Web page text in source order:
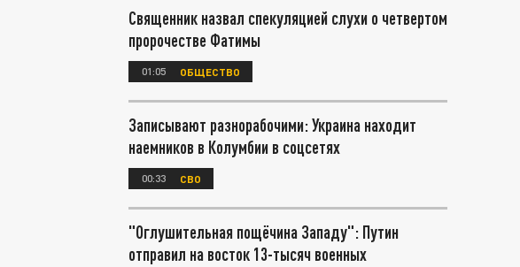
Священник назвал спекуляцией слухи о четвертом
пророчестве Фатимы
01:05 ОБЩЕСТВО
Записывают разнорабочими: Украина находит
наемников в Колумбии в соцсетях
00:33 СВО
"Оглушительная пощёчина Западу": Путин
отправил на восток 13-тысяч военных